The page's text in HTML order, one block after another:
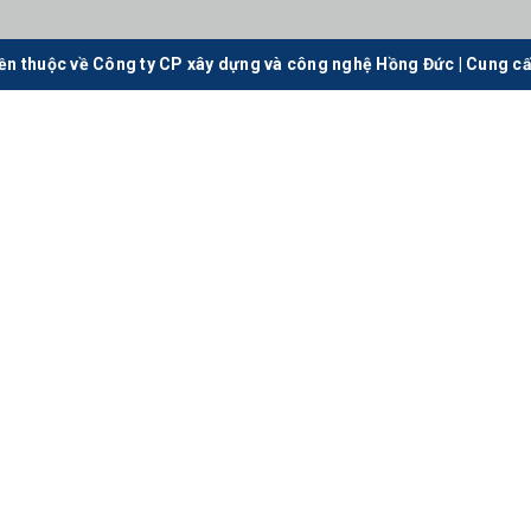
thuộc về Công ty CP xây dựng và công nghệ Hồng Đức Cung